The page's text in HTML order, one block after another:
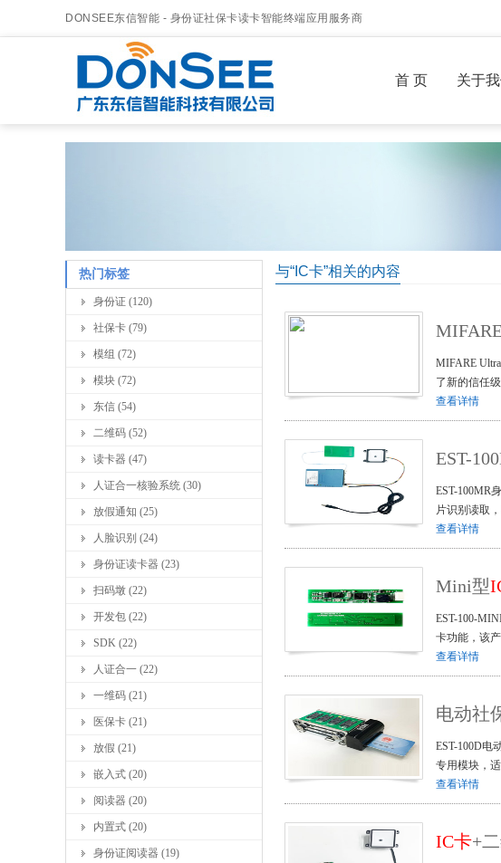
DONSEE东信智能 - 身份证社保卡读卡智能终端应用服务商
首 页 关于
热门标签
身份证 (120)
社保卡 (79)
模组 (72)
模块 (72)
东信 (54)
二维码 (52)
读卡器 (47)
人证合一核验系统 (30)
放假通知 (25)
人脸识别 (24)
身份证读卡器 (23)
扫码墩 (22)
开发包 (22)
SDK (22)
人证合一 (22)
一维码 (21)
医保卡 (21)
放假 (21)
嵌入式 (20)
阅读器 (20)
内置式 (20)
身份证阅读器 (19)
与“IC卡”相关的内容
MIFARE
了新的信任级
查看详情
EST-
EST-100MR
片识别读取
查看详情
Mini型
EST-100-
卡功能，该
查看详情
电动社
EST-100D电
专用模块，
查看详情
IC卡+